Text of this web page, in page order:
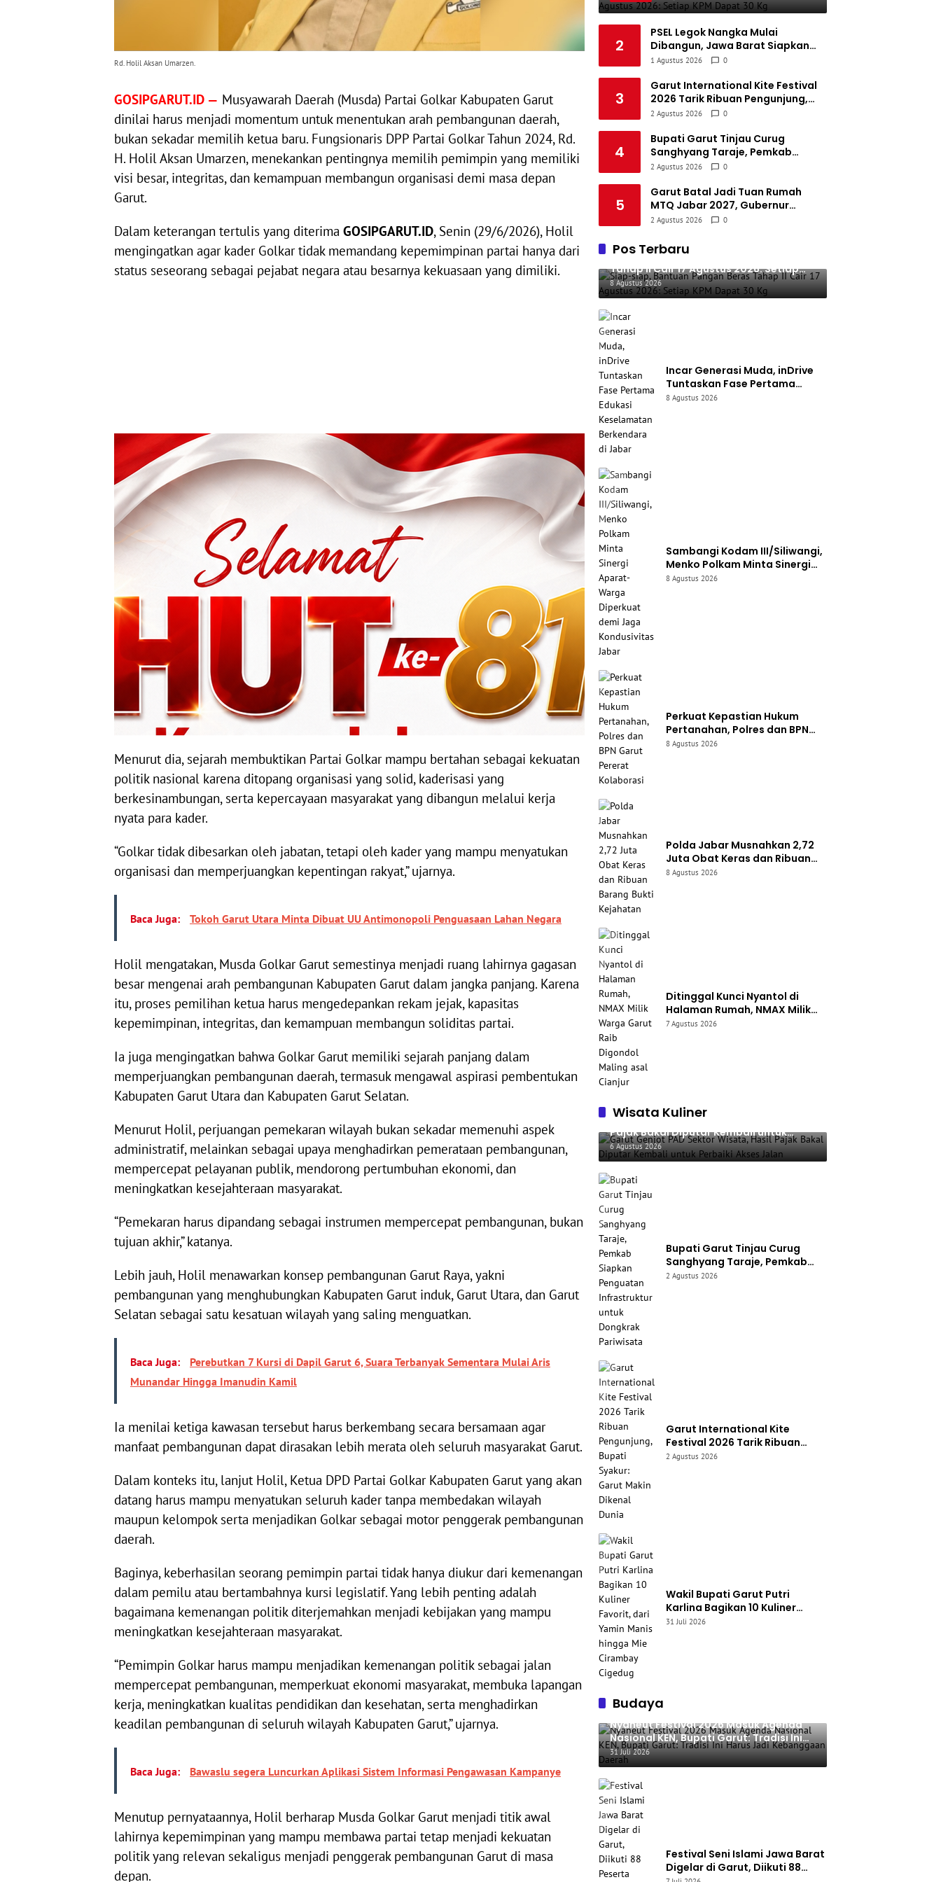
Rd. Holil Aksan Umarzen.
GOSIPGARUT.ID — Musyawarah Daerah (Musda) Partai Golkar Kabupaten Garut
dinilai harus menjadi momentum untuk menentukan arah pembangunan daerah,
bukan sekadar memilih ketua baru. Fungsionaris DPP Partai Golkar Tahun 2024, Rd.
H. Holil Aksan Umarzen, menekankan pentingnya memilih pemimpin yang memiliki
visi besar, integritas, dan kemampuan membangun organisasi demi masa depan
Garut.
Dalam keterangan tertulis yang diterima GOSIPGARUT.ID, Senin (29/6/2026), Holil
mengingatkan agar kader Golkar tidak memandang kepemimpinan partai hanya dari
status seseorang sebagai pejabat negara atau besarnya kekuasaan yang dimiliki.
Menurut dia, sejarah membuktikan Partai Golkar mampu bertahan sebagai kekuatan
politik nasional karena ditopang organisasi yang solid, kaderisasi yang
berkesinambungan, serta kepercayaan masyarakat yang dibangun melalui kerja
nyata para kader.
“Golkar tidak dibesarkan oleh jabatan, tetapi oleh kader yang mampu menyatukan
organisasi dan memperjuangkan kepentingan rakyat,” ujarnya.
Baca Juga: Tokoh Garut Utara Minta Dibuat UU Antimonopoli Penguasaan Lahan Negara
Holil mengatakan, Musda Golkar Garut semestinya menjadi ruang lahirnya gagasan
besar mengenai arah pembangunan Kabupaten Garut dalam jangka panjang. Karena
itu, proses pemilihan ketua harus mengedepankan rekam jejak, kapasitas
kepemimpinan, integritas, dan kemampuan membangun soliditas partai.
Ia juga mengingatkan bahwa Golkar Garut memiliki sejarah panjang dalam
memperjuangkan pembangunan daerah, termasuk mengawal aspirasi pembentukan
Kabupaten Garut Utara dan Kabupaten Garut Selatan.
Menurut Holil, perjuangan pemekaran wilayah bukan sekadar memenuhi aspek
administratif, melainkan sebagai upaya menghadirkan pemerataan pembangunan,
mempercepat pelayanan publik, mendorong pertumbuhan ekonomi, dan
meningkatkan kesejahteraan masyarakat.
“Pemekaran harus dipandang sebagai instrumen mempercepat pembangunan, bukan
tujuan akhir,” katanya.
Lebih jauh, Holil menawarkan konsep pembangunan Garut Raya, yakni
pembangunan yang menghubungkan Kabupaten Garut induk, Garut Utara, dan Garut
Selatan sebagai satu kesatuan wilayah yang saling menguatkan.
Baca Juga:
Perebutkan 7 Kursi di Dapil Garut 6, Suara Terbanyak Sementara Mulai Aris
Munandar Hingga Imanudin Kamil
Ia menilai ketiga kawasan tersebut harus berkembang secara bersamaan agar
manfaat pembangunan dapat dirasakan lebih merata oleh seluruh masyarakat Garut.
Dalam konteks itu, lanjut Holil, Ketua DPD Partai Golkar Kabupaten Garut yang akan
datang harus mampu menyatukan seluruh kader tanpa membedakan wilayah
maupun kelompok serta menjadikan Golkar sebagai motor penggerak pembangunan
daerah.
Baginya, keberhasilan seorang pemimpin partai tidak hanya diukur dari kemenangan
dalam pemilu atau bertambahnya kursi legislatif. Yang lebih penting adalah
bagaimana kemenangan politik diterjemahkan menjadi kebijakan yang mampu
meningkatkan kesejahteraan masyarakat.
“Pemimpin Golkar harus mampu menjadikan kemenangan politik sebagai jalan
mempercepat pembangunan, memperkuat ekonomi masyarakat, membuka lapangan
kerja, meningkatkan kualitas pendidikan dan kesehatan, serta menghadirkan
keadilan pembangunan di seluruh wilayah Kabupaten Garut,” ujarnya.
Baca Juga: Bawaslu segera Luncurkan Aplikasi Sistem Informasi Pengawasan Kampanye
Menutup pernyataannya, Holil berharap Musda Golkar Garut menjadi titik awal
lahirnya kepemimpinan yang mampu membawa partai tetap menjadi kekuatan
politik yang relevan sekaligus menjadi penggerak pembangunan Garut di masa
depan.
1
7
Semen Padang FC
Persatuan Sepak Bola Biak Sekitarnya 34 4 6 24 18
Kg
2
PSEL Legok Nangka Mulai
Dibangun, Jawa Barat Siapkan
Pengolahan 2.131 Ton Sampah per
1 Agustus 2026 0
3
Garut International Kite Festival
2026 Tarik Ribuan Pengunjung,
Bupati Syakur: Garut Makin
2 Agustus 2026 0
4
Bupati Garut Tinjau Curug
Sanghyang Taraje, Pemkab
Siapkan Penguatan Infrastruktur
2 Agustus 2026 0
5
Garut Batal Jadi Tuan Rumah
MTQ Jabar 2027, Gubernur
Ungkap APBD Turun dan Fokus
2 Agustus 2026 0
Pos Terbaru
Siap-siap, Bantuan Pangan Beras
Tahap II Cair 17 Agustus 2026: Setiap
KPM Dapat 30 Kg
8 Agustus 2026
Incar Generasi Muda, inDrive
Tuntaskan Fase Pertama
Edukasi Keselamatan
8 Agustus 2026
Sambangi Kodam III/Siliwangi,
Menko Polkam Minta Sinergi
Aparat-Warga Diperkuat demi
8 Agustus 2026
Perkuat Kepastian Hukum
Pertanahan, Polres dan BPN
Garut Pererat Kolaborasi
8 Agustus 2026
Polda Jabar Musnahkan 2,72
Juta Obat Keras dan Ribuan
Barang Bukti Kejahatan
8 Agustus 2026
Ditinggal Kunci Nyantol di
Halaman Rumah, NMAX Milik
Warga Garut Raib Digondol
7 Agustus 2026
Wisata Kuliner
Garut Genjot PAD Sektor Wisata, Hasil
Pajak Bakal Diputar Kembali untuk
Perbaiki Akses Jalan
6 Agustus 2026
Bupati Garut Tinjau Curug
Sanghyang Taraje, Pemkab
Siapkan Penguatan
2 Agustus 2026
Garut International Kite
Festival 2026 Tarik Ribuan
Pengunjung, Bupati Syakur:
2 Agustus 2026
Wakil Bupati Garut Putri
Karlina Bagikan 10 Kuliner
Favorit, dari Yamin Manis
31 Juli 2026
Budaya
Nyaneut Festival 2026 Masuk Agenda
Nasional KEN, Bupati Garut: Tradisi Ini
Harus Jadi Kebanggaan Daerah
31 Juli 2026
Festival Seni Islami Jawa Barat
Digelar di Garut, Diikuti 88